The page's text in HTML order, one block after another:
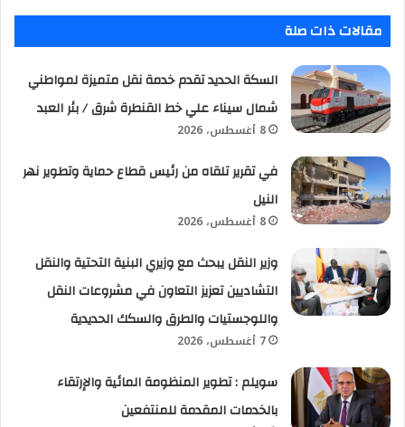
مقالات ذات صلة
السكة الحديد تقدم خدمة نقل متميزة لمواطني
شمال سيناء علي خط القنطرة شرق / بئر العبد
8 أغسطس، 2026
في تقرير تلقاه من رئيس قطاع حماية وتطوير نهر
النيل
8 أغسطس، 2026
وزير النقل يبحث مع وزيري البنية التحتية والنقل
التشاديين تعزيز التعاون في مشروعات النقل
واللوجستيات والطرق والسكك الحديدية
7 أغسطس، 2026
سويلم : تطوير المنظومة المائية والإرتقاء
بالخدمات المقدمة للمنتفعين